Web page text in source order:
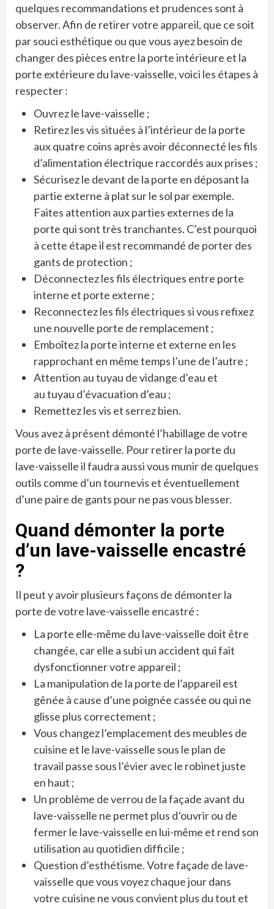
quelques recommandations et prudences sont à
observer. Afin de retirer votre appareil, que ce soit
par souci esthétique ou que vous ayez besoin de
changer des pièces entre la porte intérieure et la
porte extérieure du lave-vaisselle, voici les étapes à
respecter :
Ouvrez le lave-vaisselle ;
Retirez les vis situées à l’intérieur de la porte
aux quatre coins après avoir déconnecté les fils
d’alimentation électrique raccordés aux prises ;
Sécurisez le devant de la porte en déposant la
partie externe à plat sur le sol par exemple.
Faites attention aux parties externes de la
porte qui sont très tranchantes. C’est pourquoi
à cette étape il est recommandé de porter des
gants de protection ;
Déconnectez les fils électriques entre porte
interne et porte externe ;
Reconnectez les fils électriques si vous refixez
une nouvelle porte de remplacement ;
Emboîtez la porte interne et externe en les
rapprochant en même temps l’une de l’autre ;
Attention au tuyau de vidange d’eau et
au tuyau d’évacuation d’eau ;
Remettez les vis et serrez bien.
Vous avez à présent démonté l’habillage de votre
porte de lave-vaisselle. Pour retirer la porte du
lave-vaisselle il faudra aussi vous munir de quelques
outils comme d’un tournevis et éventuellement
d’une paire de gants pour ne pas vous blesser.
Quand démonter la porte
d’un lave-vaisselle encastré
?
Il peut y avoir plusieurs façons de démonter la
porte de votre lave-vaisselle encastré :
La porte elle-même du lave-vaisselle doit être
changée, car elle a subi un accident qui fait
dysfonctionner votre appareil ;
La manipulation de la porte de l’appareil est
gênée à cause d’une poignée cassée ou qui ne
glisse plus correctement ;
Vous changez l’emplacement des meubles de
cuisine et le lave-vaisselle sous le plan de
travail passe sous l’évier avec le robinet juste
en haut ;
Un problème de verrou de la façade avant du
lave-vaisselle ne permet plus d’ouvrir ou de
fermer le lave-vaisselle en lui-même et rend son
utilisation au quotidien difficile ;
Question d’esthétisme. Votre façade de lave-
vaisselle que vous voyez chaque jour dans
votre cuisine ne vous convient plus du tout et